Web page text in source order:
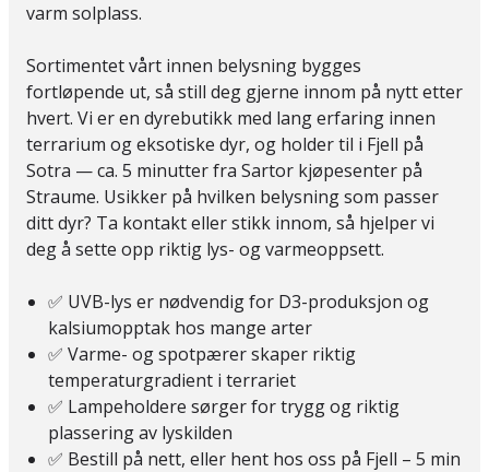
varm solplass.
Sortimentet vårt innen belysning bygges
fortløpende ut, så still deg gjerne innom på nytt etter
hvert. Vi er en dyrebutikk med lang erfaring innen
terrarium og eksotiske dyr, og holder til i Fjell på
Sotra — ca. 5 minutter fra Sartor kjøpesenter på
Straume. Usikker på hvilken belysning som passer
ditt dyr? Ta kontakt eller stikk innom, så hjelper vi
deg å sette opp riktig lys- og varmeoppsett.
✅ UVB-lys er nødvendig for D3-produksjon og
kalsiumopptak hos mange arter
✅ Varme- og spotpærer skaper riktig
temperaturgradient i terrariet
✅ Lampeholdere sørger for trygg og riktig
plassering av lyskilden
✅ Bestill på nett, eller hent hos oss på Fjell – 5 min